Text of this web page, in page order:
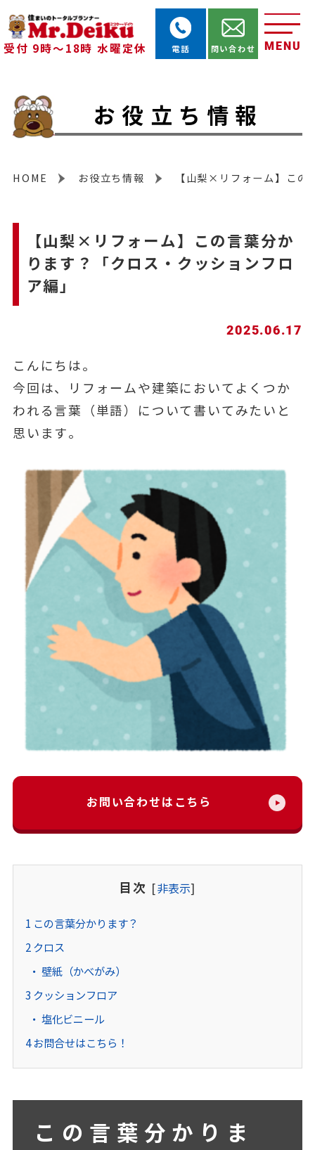
受付 9時～18時 水曜定休 MENU
電話 問い合わせ
お役立ち情報
HOME お役立ち情報 【山梨×リフォーム】この
【山梨×リフォーム】この言葉分か
ります？「クロス・クッションフロ
ア編」
2025.06.17
こんにちは。
今回は、リフォームや建築においてよくつか
われる言葉（単語）について書いてみたいと
思います。
お問い合わせはこちら
目次 [非表示]
1 この言葉分かります？
2クロス
壁紙（かべがみ）
3 クッションフロア
塩化ビニール
4お問合せはこちら！
この言葉分かりま